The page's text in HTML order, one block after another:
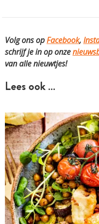
Volg ons opFacebook,
schrijf je in op onze
van alle nieuwtjes!
Lees ook …